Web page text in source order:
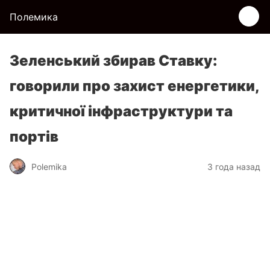
Полемика
Зеленський збирав Ставку:
говорили про захист енергетики,
критичної інфраструктури та
портів
Polemika 3 года назад